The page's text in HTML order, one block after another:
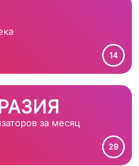
14
за месяц
29